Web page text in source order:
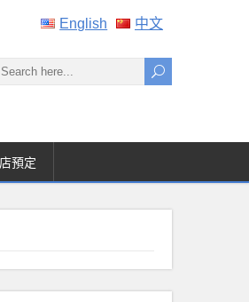
English 中文
預定